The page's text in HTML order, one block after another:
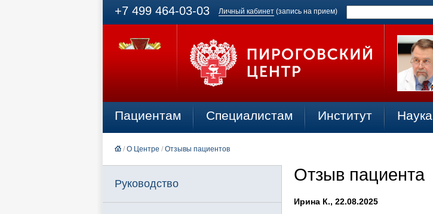
+7 499 464-03-03 Личный кабинет (запись на прием)
Пациентам Специалистам Институт Наука
/ О Центре / Отзывы пациентов
Руководство Отзыв пациента
Ирина К., 22.08.2025